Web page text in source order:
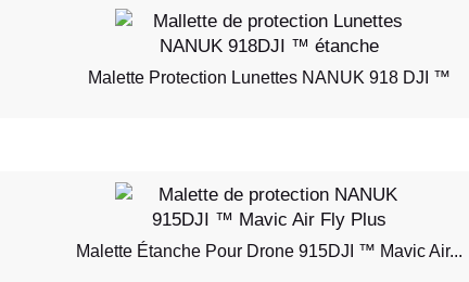
Malette Protection Lunettes NANUK 918 DJI ™
Malette Étanche Pour Drone 915DJI ™ Mavic Air...